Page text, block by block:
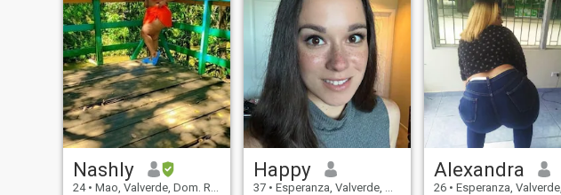
Nashly
24 • Mao, Valverde, Dom. Rep.
Happy
37 • Esperanza, Valverde, Dom. Rep.
Alexandra
26 • Esperanza, Valverde, Dom. Rep.